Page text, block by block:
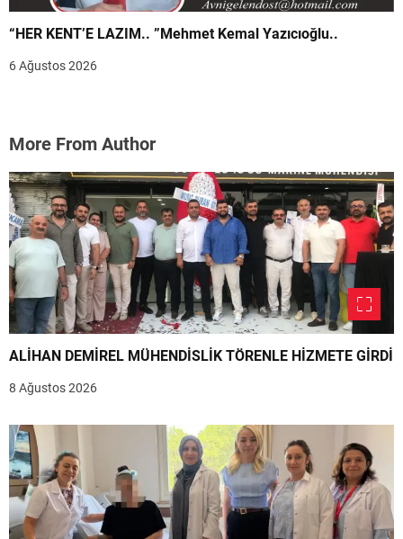
“HER KENT’E LAZIM.. ”Mehmet Kemal Yazıcıoğlu..
6 Ağustos 2026
More From Author
ALİHAN DEMİREL MÜHENDİSLİK TÖRENLE HİZMETE GİRDİ
8 Ağustos 2026